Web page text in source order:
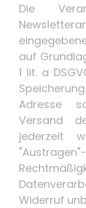
Die
auf
1 lit. a
Adresse
Versand
jederzeit
Widerruf